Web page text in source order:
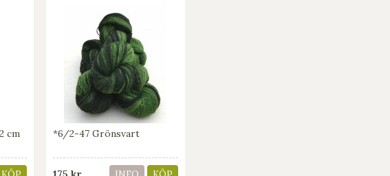
cm *6/2-47 Grönsvart